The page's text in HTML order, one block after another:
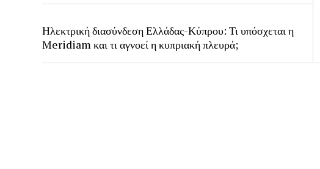
Ηλεκτρική διασύνδεση Ελλάδας-Κύπρου: Τι υπόσχεται η
Meridiam και τι αγνοεί η κυπριακή πλευρά;